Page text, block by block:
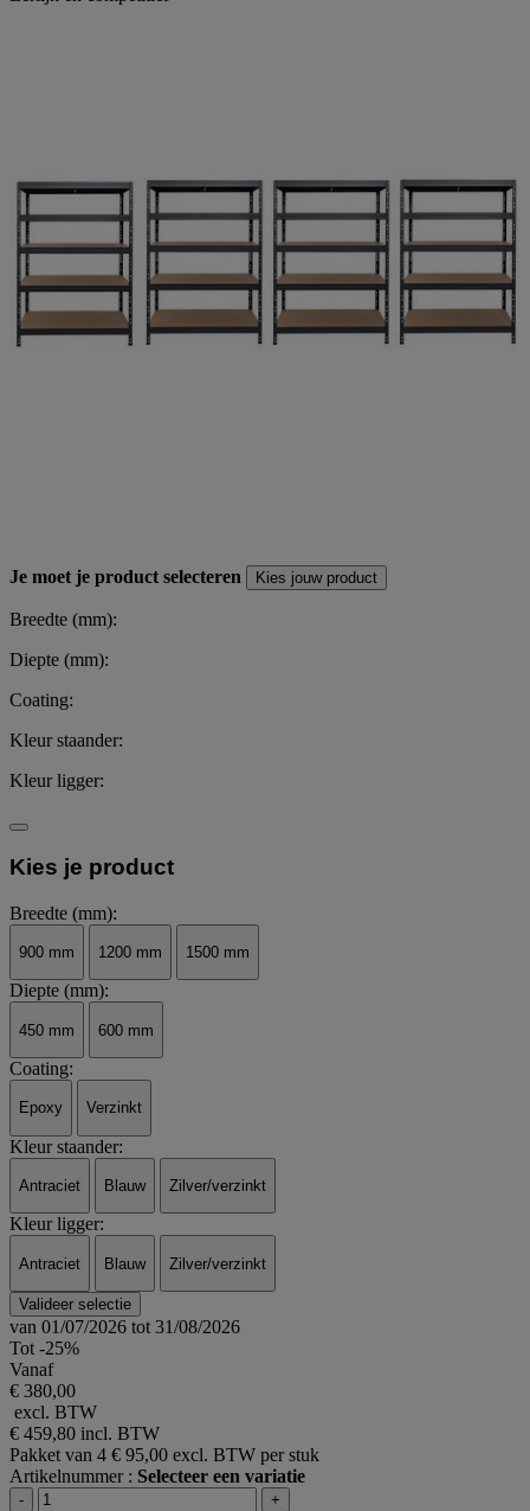
Je moet je product selecteren Kies jouw product
Breedte (mm):
Diepte (mm):
Coating:
Kleur staander:
Kleur ligger:
Kies je product
Breedte (mm):
900 mm 1200 mm 1500 mm
Diepte (mm):
450 mm 600 mm
Coating:
Epoxy Verzinkt
Kleur staander:
Antraciet Blauw Zilver/verzinkt
Kleur ligger:
Antraciet Blauw Zilver/verzinkt
Valideer selectie
van 01/07/2026 tot 31/08/2026
Tot -25%
Vanaf
€ 380,00
excl. BTW
€ 459,80 incl. BTW
Pakket van 4 € 95,00 excl. BTW per stuk
Artikelnummer : Selecteer een variatie
- +